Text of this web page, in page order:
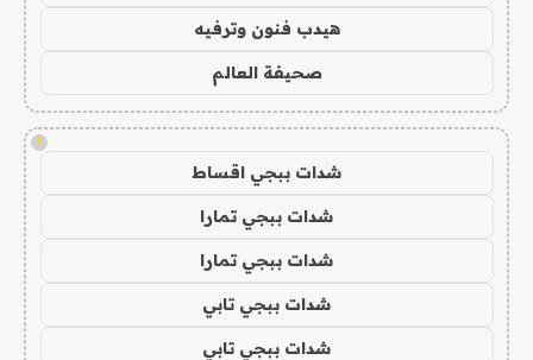
هيدب فنون وترفيه
صحيفة العالم
!
شدات ببجي اقساط
شدات ببجي تمارا
شدات ببجي تمارا
شدات ببجي تابي
شدات ببجي تابي